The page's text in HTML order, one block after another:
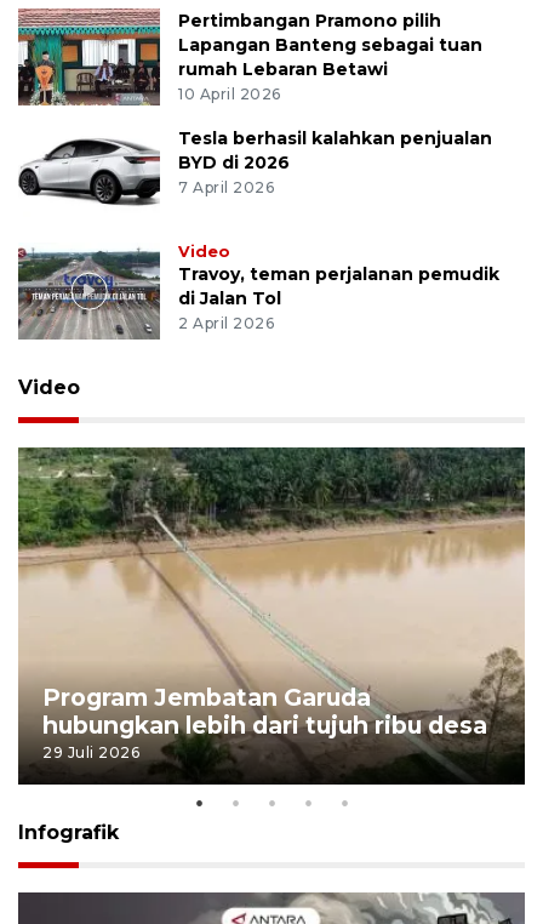
Pertimbangan Pramono pilih
Lapangan Banteng sebagai tuan
rumah Lebaran Betawi
10 April 2026
Tesla berhasil kalahkan penjualan
BYD di 2026
7 April 2026
Video
Travoy, teman perjalanan pemudik
di Jalan Tol
2 April 2026
Video
Program Jembatan Garuda
hubungkan lebih dari tujuh ribu desa
29 Juli 2026
Infografik